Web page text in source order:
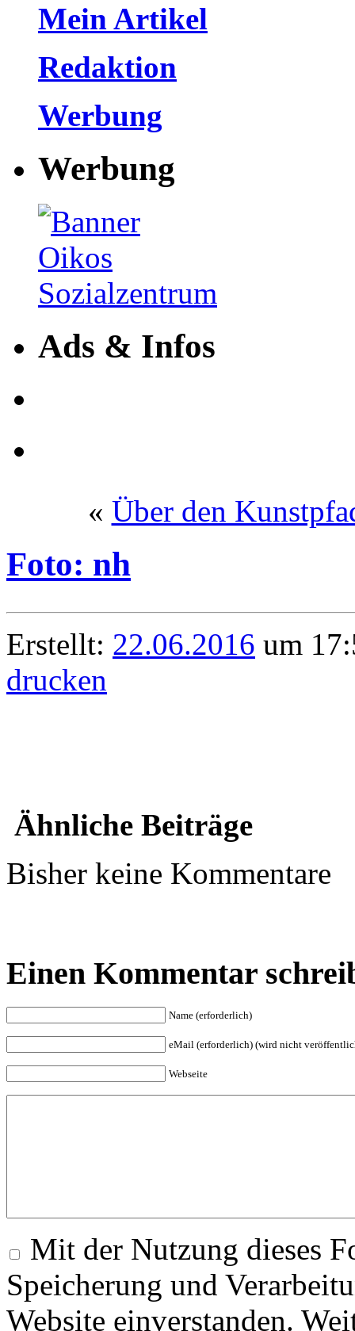
Mein Artikel
Redaktion
Werbung
Werbung
Ads & Infos
« Über den
Foto: nh
Erstellt: 22.06.2016 um
drucken
Ähnliche Beiträge
Bisher keine Kommentare
Einen Kommentar
Name (erforderlich)
eMail (erforderlich) (wird nicht
Webseite
Mit der Nutzung dieses
Speicherung und
Website einverstanden.